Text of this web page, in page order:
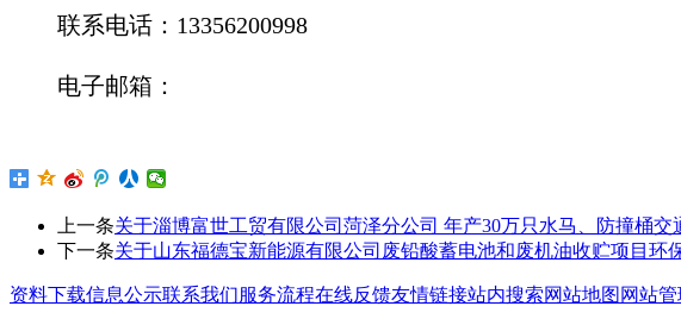
联系电话：13356200998
电子邮箱：
上一条关于淄博富世工贸有限公司菏泽分公司 年产30万只水马、防撞桶
下一条关于山东福德宝新能源有限公司废铅酸蓄电池和废机油收贮项目环
资料下载信息公示联系我们服务流程在线反馈友情链接站内搜索网站地图 网站管